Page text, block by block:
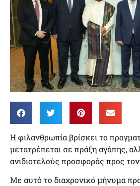
Η φιλανθρωπία βρίσκει το
μετατρέπεται σε πράξη αγάπης,
ανιδιοτελούς προσφοράς προς
Με αυτό το διαχρονικό μήνυμα